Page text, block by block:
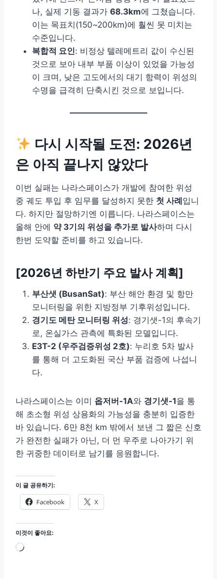
나, 실제 기동 결과가 68.3km에 그쳤습니다.
이는 목표치(150~200km)에 훨씬 못 미치는
수준입니다.
복합적 요인: 비정상 텔레메트리 값이 수신된
것으로 보아 내부 부품 이상이 있었을 가능성
이 크며, 낮은 고도에서의 대기 항력이 위성의
수명을 급격히 단축시킨 것으로 보입니다.
다시 시작될 도전: 2026년
은 아직 끝나지 않았다
이번 실패는 나라스페이스가 개발에 참여한 위성
중 궤도 투입 후 임무를 달성하지 못한 첫 사례 입니
다. 하지만 절망하기엔 이릅니다. 나라스페이스는
올해 안에 약 3기의 위성을 추가로 발사하며 다시
한번 도약할 준비를 하고 있습니다.
[2026년 하반기 주요 발사 계획]
부산샛 (BusanSat): 부산 해안 환경 및 항만
모니터링을 위한 지방정부 기후위성입니다.
경기도 메탄 모니터링 위성: 경기샛-1의 후속기
로, 온실가스 관측에 특화된 모델입니다.
E3T-2 (우주검증위성 2호): 누리호 5차 발사
를 통해 더 고도화된 국산 부품 검증에 나섭니
다.
나라스페이스는 이미 옵저버-1A와 경기샛-1을 통
해 초소형 위성 상용화의 가능성을 충분히 입증한
바 있습니다. 6만 8천 km 밖에서 보낸 그 짧은 신호
가 완전한 실패가 아닌, 더 먼 우주로 나아가기 위
한 귀중한 데이터로 남기를 응원합니다.
이 글 공유하기:
Facebook X
이것이 좋아요:
로